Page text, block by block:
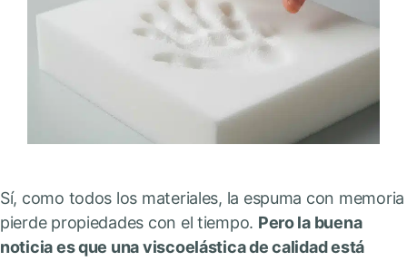
Sí, como todos los materiales, la espuma con memoria
pierde propiedades con el tiempo. Pero la buena
noticia es que una viscoelástica de calidad está